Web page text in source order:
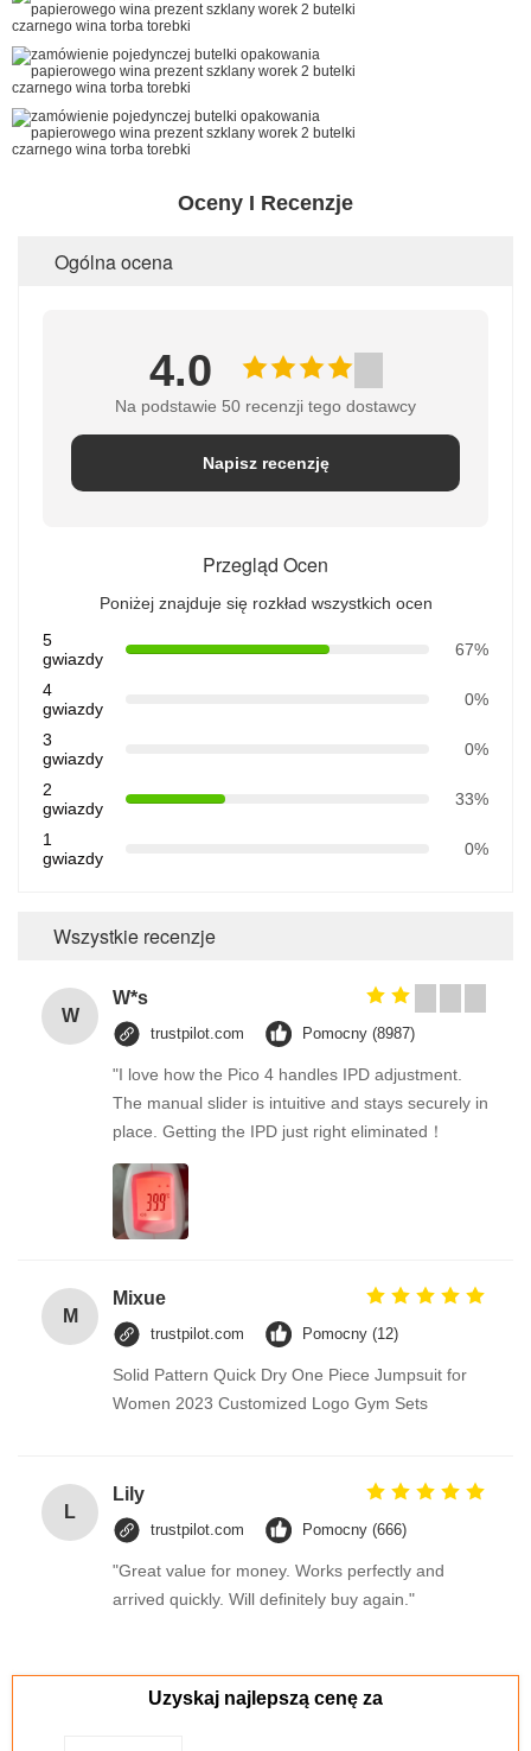
Oceny I Recenzje
Ogólna ocena
4.0
Na podstawie 50 recenzji tego dostawcy
Napisz recenzję
Przegląd Ocen
Poniżej znajduje się rozkład wszystkich ocen
5
gwiazdy
67%
4
gwiazdy
0%
3
gwiazdy
0%
2
gwiazdy
33%
1
gwiazdy
0%
Wszystkie recenzje
W
W*s
trustpilot.com Pomocny (8987)
"I love how the Pico 4 handles IPD adjustment.
The manual slider is intuitive and stays securely in
place. Getting the IPD just right eliminated！
M
Mixue
trustpilot.com Pomocny (12)
Solid Pattern Quick Dry One Piece Jumpsuit for
Women 2023 Customized Logo Gym Sets
L
Lily
trustpilot.com Pomocny (666)
"Great value for money. Works perfectly and
arrived quickly. Will definitely buy again."
Uzyskaj najlepszą cenę za